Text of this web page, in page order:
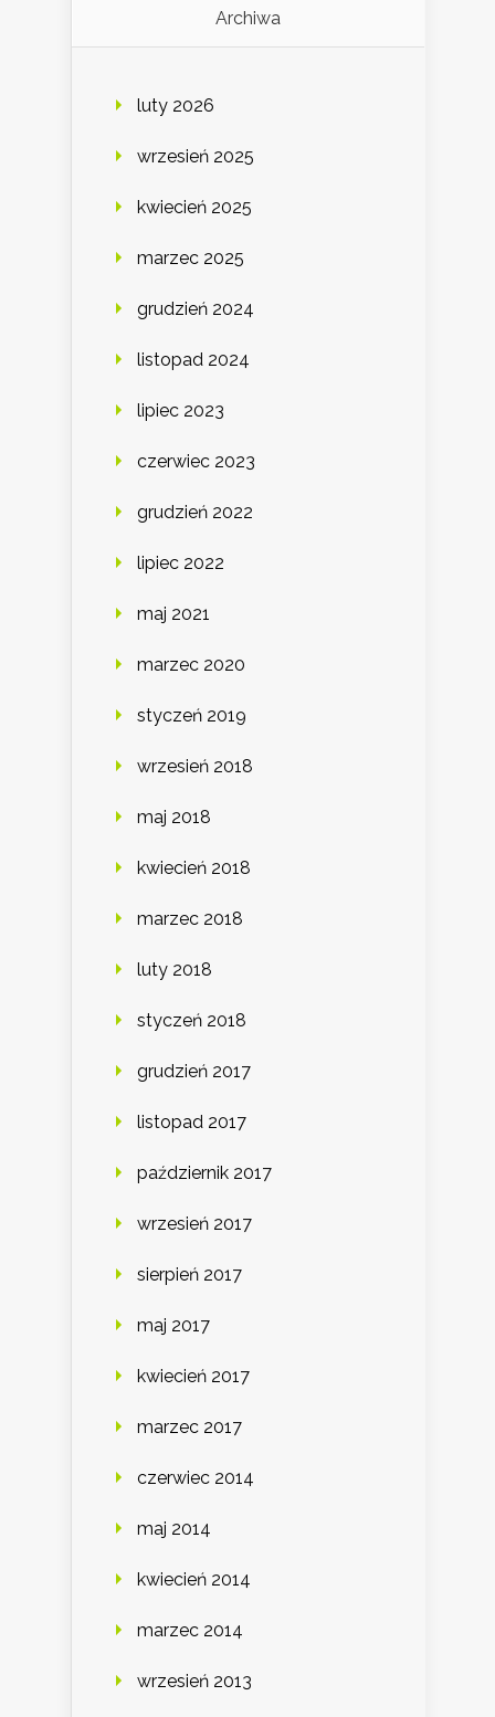
Archiwa
luty 2026
wrzesień 2025
kwiecień 2025
marzec 2025
grudzień 2024
listopad 2024
lipiec 2023
czerwiec 2023
grudzień 2022
lipiec 2022
maj 2021
marzec 2020
styczeń 2019
wrzesień 2018
maj 2018
kwiecień 2018
marzec 2018
luty 2018
styczeń 2018
grudzień 2017
listopad 2017
październik 2017
wrzesień 2017
sierpień 2017
maj 2017
kwiecień 2017
marzec 2017
czerwiec 2014
maj 2014
kwiecień 2014
marzec 2014
wrzesień 2013